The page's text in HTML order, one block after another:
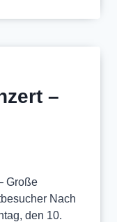
–
Große
Nach
den 10.